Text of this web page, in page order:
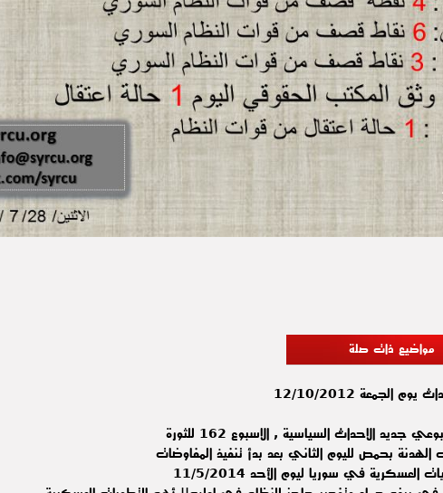
مواضيع ذات صلة
الجمعة 12/10/2012
جديد الاحداث السياسية , الاسبوع 162 للثورة
الهدنة بحمص لليوم الثاني بعد بدأ تنفيذ المفاوضات
العسكرية في سوريا ليوم الأحد 11/5/2014